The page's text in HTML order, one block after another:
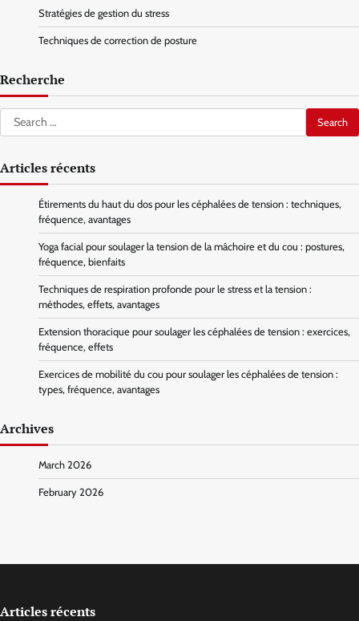
Stratégies de gestion du stress
Techniques de correction de posture
Recherche
Search
for:
Articles récents
Étirements du haut du dos pour les céphalées de tension : techniques,
fréquence, avantages
Yoga facial pour soulager la tension de la mâchoire et du cou : postures,
fréquence, bienfaits
Techniques de respiration profonde pour le stress et la tension :
méthodes, effets, avantages
Extension thoracique pour soulager les céphalées de tension : exercices,
fréquence, effets
Exercices de mobilité du cou pour soulager les céphalées de tension :
types, fréquence, avantages
Archives
March 2026
February 2026
Articles récents